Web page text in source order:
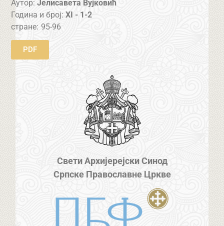
Аутор: Јелисавета Вујковић
Година и број:XI - 1-2
стране: 95-96
PDF
Свети Архијерејски Синод
Српске Православне Цркве